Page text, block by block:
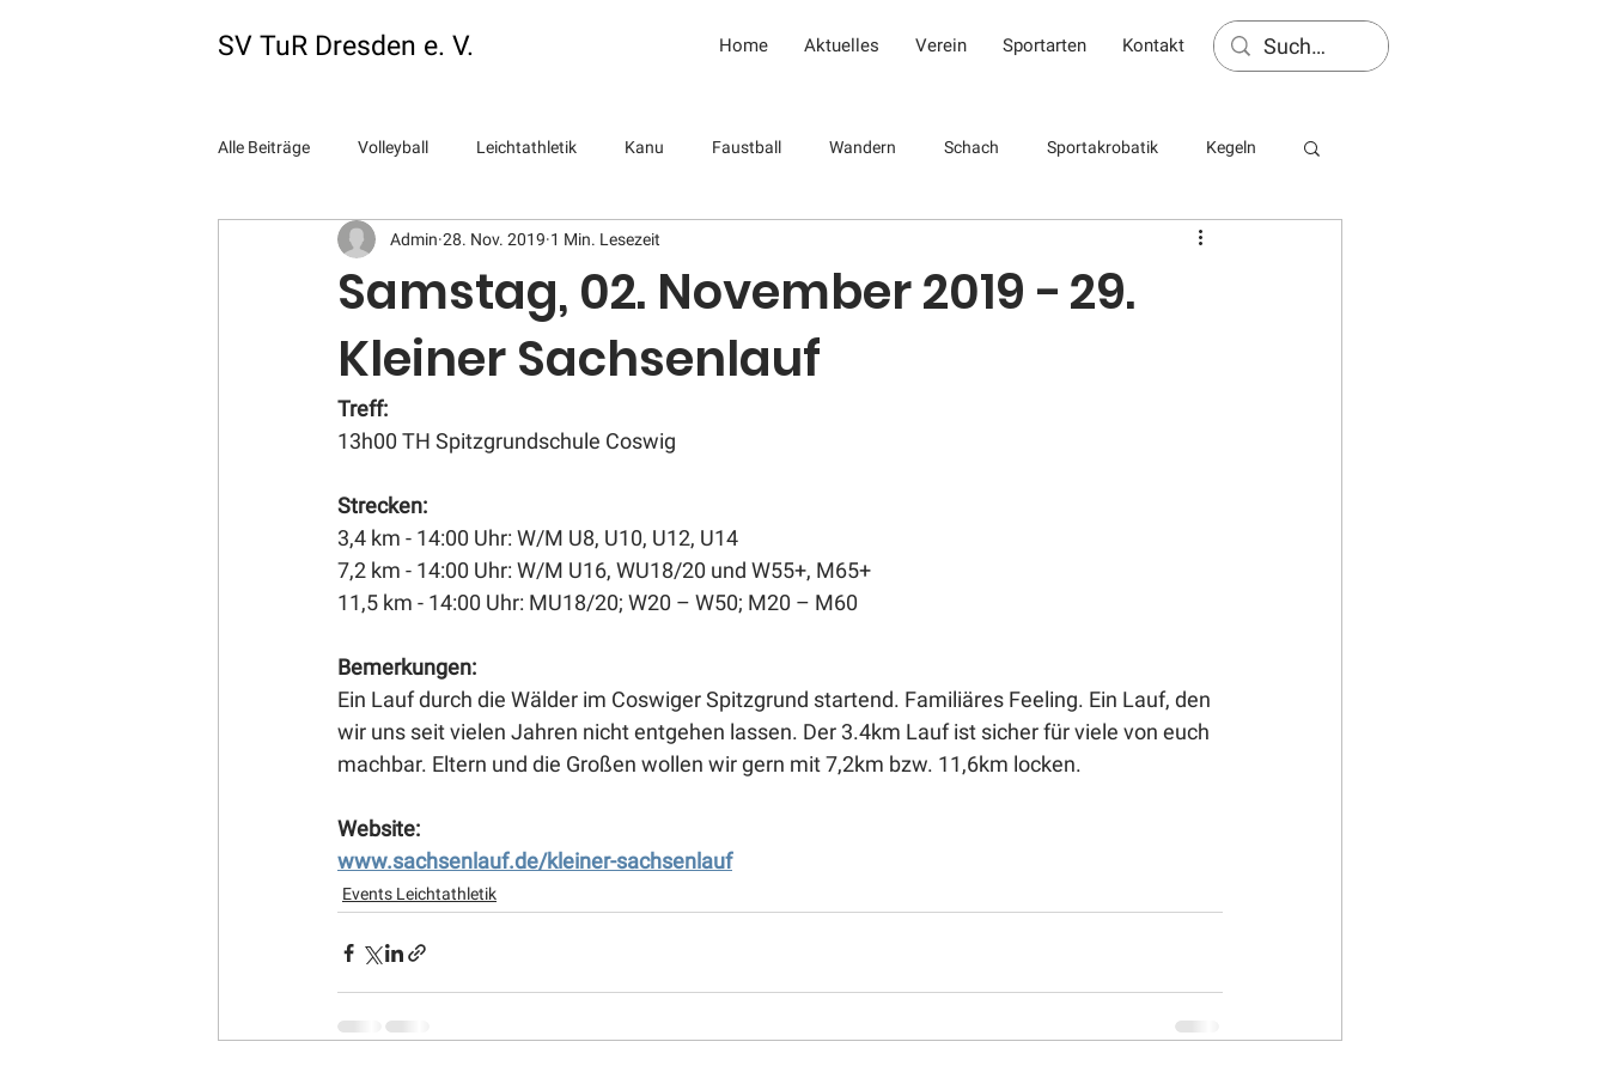
SV TuR Dresden e. V. Home Aktuelles Verein Sportarten Kontakt
Alle Beiträge Volleyball Leichtathletik Kanu Faustball Wandern Schach Sportakrobatik Kegeln
Startseite Events Leichtathletik
Samstag, 02. November 2019 − 29.
Kleiner Sachsenlauf
Admin 28. Nov. 2019 1 Min. Lesezeit
Treff:
13h00 TH Spitzgrundschule Coswig
Strecken:
3,4 km - 14:00 Uhr: W/M U8, U10, U12, U14
7,2 km - 14:00 Uhr: W/M U16, WU18/20 und W55+, M65+
11,5 km - 14:00 Uhr: MU18/20; W20 – W50; M20 – M60
Bemerkungen:
Ein Lauf durch die Wälder im Coswiger Spitzgrund startend. Familiäres Feeling. Ein Lauf, den
wir uns seit vielen Jahren nicht entgehen lassen. Der 3.4km Lauf ist sicher für viele von euch
machbar. Eltern und die Großen wollen wir gern mit 7,2km bzw. 11,6km locken.
Website:
www.sachsenlauf.de/kleiner-sachsenlauf
Events Leichtathletik